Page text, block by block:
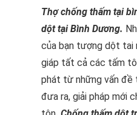
Thợ chống thấm tại
dột tại Bình Dương.
của bạn tượng dột tai
giáp tất cả các tấm
phát từ những vấn
đưa ra, giải pháp mới